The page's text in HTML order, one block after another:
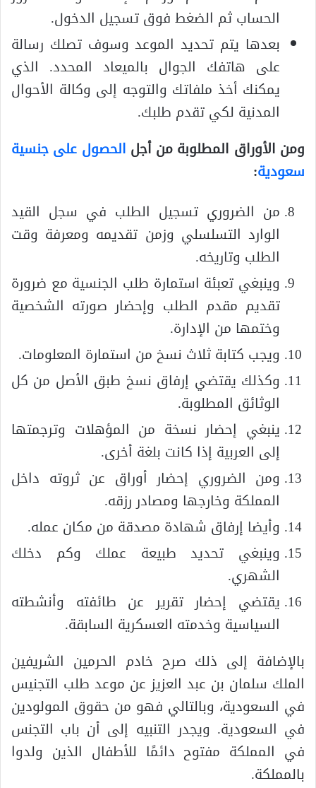
الحساب ثم الضغط فوق تسجيل الدخول.
بعدها يتم تحديد الموعد وسوف تصلك رسالة
على هاتفك الجوال بالميعاد المحدد. الذي
يمكنك أخذ ملفاتك والتوجه إلى وكالة الأحوال
المدنية لكي تقدم طلبك.
ومن الأوراق المطلوبة من أجل الحصول على جنسية
سعودية:
من الضروري تسجيل الطلب في سجل القيد
الوارد التسلسلي وزمن تقديمه ومعرفة وقت
الطلب وتاريخه.
وينبغي تعبئة استمارة طلب الجنسية مع ضرورة
تقديم مقدم الطلب وإحضار صورته الشخصية
وختمها من الإدارة.
ويجب كتابة ثلاث نسخ من استمارة المعلومات.
وكذلك يقتضي إرفاق نسخ طبق الأصل من كل
الوثائق المطلوبة.
ينبغي إحضار نسخة من المؤهلات وترجمتها
إلى العربية إذا كانت بلغة أخرى.
ومن الضروري إحضار أوراق عن ثروته داخل
المملكة وخارجها ومصادر رزقه.
وأيضا إرفاق شهادة مصدقة من مكان عمله.
وينبغي تحديد طبيعة عملك وكم دخلك
الشهري.
يقتضي إحضار تقرير عن طائفته وأنشطته
السياسية وخدمته العسكرية السابقة.
بالإضافة إلى ذلك صرح خادم الحرمين الشريفين
الملك سلمان بن عبد العزيز عن موعد طلب التجنيس
في السعودية، وبالتالي فهو من حقوق المولودين
في السعودية. ويجدر التنبيه إلى أن باب التجنس
في المملكة مفتوح دائمًا للأطفال الذين ولدوا
بالمملكة.